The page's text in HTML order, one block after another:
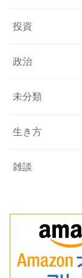
投資
政治
未分類
生き方
雑談